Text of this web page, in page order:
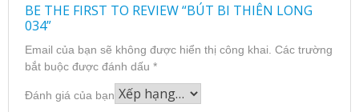
BE THE FIRST TO REVIEW “BÚT BI THIÊN LONG
034”
Email của bạn sẽ không được hiển thị công khai. Các trường
bắt buộc được đánh dấu *
Đánh giá của bạn